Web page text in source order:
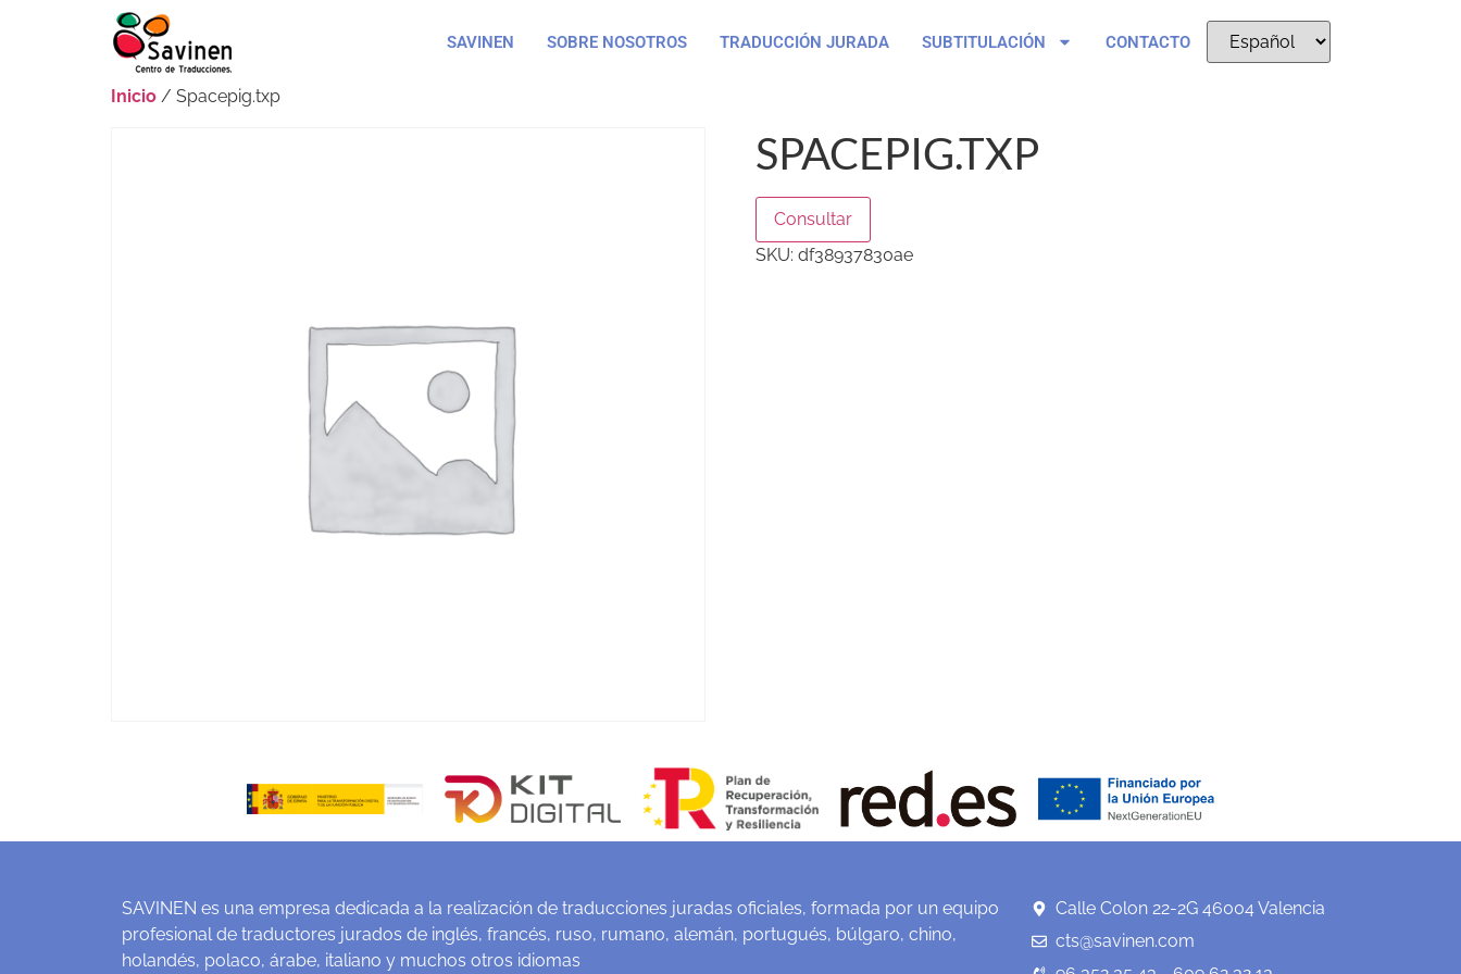
SAVINEN SOBRE NOSOTROS TRADUCCIÓN JURADA SUBTITULACIÓN CONTACTO
Inicio / Spacepig.txp
SPACEPIG.TXP
Consultar
SKU: df38937830ae
SAVINEN es una empresa dedicada a la realización de traducciones juradas oficiales, formada por un equipo
profesional de traductores jurados de inglés, francés, ruso, rumano, alemán, portugués, búlgaro, chino,
holandés, polaco, árabe, italiano y muchos otros idiomas
Calle Colon 22-2G 46004 Valencia
cts@savinen.com